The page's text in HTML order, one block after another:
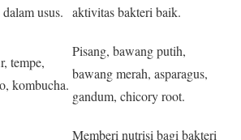
usus. aktivitas bakteri baik.
tempe,
kombucha.
Pisang, bawang putih,
bawang merah, asparagus,
gandum, chicory root.
Memberi nutrisi bagi bakteri